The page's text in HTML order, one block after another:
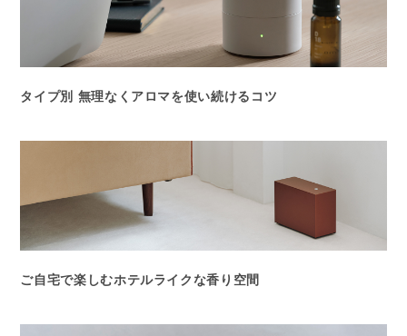
タイプ別 無理なくアロマを使い続けるコツ
ご自宅で楽しむホテルライクな香り空間